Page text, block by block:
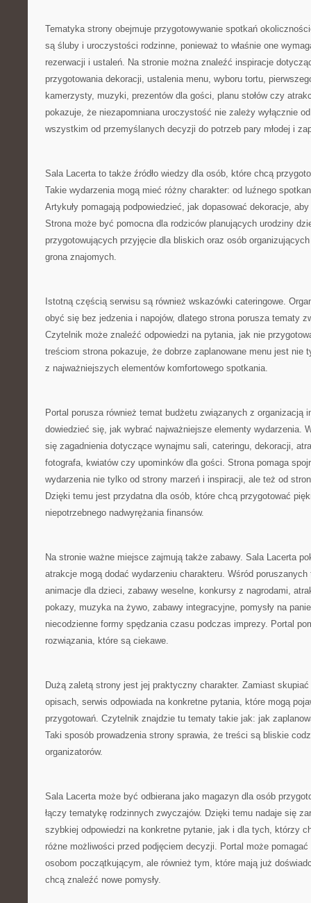
Tematyka strony obejmuje przygotowywanie spotkań
są śluby i uroczystości rodzinne, ponieważ to właśnie one
rezerwacji i ustaleń. Na stronie można znaleźć inspiracje
przygotowania dekoracji, ustalenia menu, wyboru tortu,
kamerzysty, muzyki, prezentów dla gości, planu stołów czy
pokazuje, że niezapomniana uroczystość nie zależy wyłącznie
wszystkim od przemyślanych decyzji do potrzeb pary młodej i
Sala Lacerta to także źródło wiedzy dla osób, które chcą
Takie wydarzenia mogą mieć różny charakter: od luźnego
Artykuły pomagają podpowiedzieć, jak dopasować dekoracje, aby
Strona może być pomocna dla rodziców planujących urodziny
przygotowujących przyjęcie dla bliskich oraz osób
grona znajomych.
Istotną częścią serwisu są również wskazówki cateringowe.
obyć się bez jedzenia i napojów, dlatego strona porusza tematy
Czytelnik może znaleźć odpowiedzi na pytania, jak nie
treściom strona pokazuje, że dobrze zaplanowane menu jest nie
z najważniejszych elementów komfortowego spotkania.
Portal porusza również temat budżetu związanych z organizacją
dowiedzieć się, jak wybrać najważniejsze elementy wydarzenia.
się zagadnienia dotyczące wynajmu sali, cateringu, dekoracji,
fotografa, kwiatów czy upominków dla gości. Strona pomaga
wydarzenia nie tylko od strony marzeń i inspiracji, ale też od
Dzięki temu jest przydatna dla osób, które chcą przygotować
niepotrzebnego nadwyrężania finansów.
Na stronie ważne miejsce zajmują także zabawy. Sala Lacerta
atrakcje mogą dodać wydarzeniu charakteru. Wśród
animacje dla dzieci, zabawy weselne, konkursy z nagrodami,
pokazy, muzyka na żywo, zabawy integracyjne, pomysły na
niecodzienne formy spędzania czasu podczas imprezy. Portal
rozwiązania, które są ciekawe.
Dużą zaletą strony jest jej praktyczny charakter. Zamiast skupiać
opisach, serwis odpowiada na konkretne pytania, które mogą
przygotowań. Czytelnik znajdzie tu tematy takie jak: jak
Taki sposób prowadzenia strony sprawia, że treści są bliskie
organizatorów.
Sala Lacerta może być odbierana jako magazyn dla osób
łączy tematykę rodzinnych zwyczajów. Dzięki temu nadaje się
szybkiej odpowiedzi na konkretne pytanie, jak i dla tych, którzy
różne możliwości przed podjęciem decyzji. Portal może pomagać
osobom początkującym, ale również tym, które mają już
chcą znaleźć nowe pomysły.